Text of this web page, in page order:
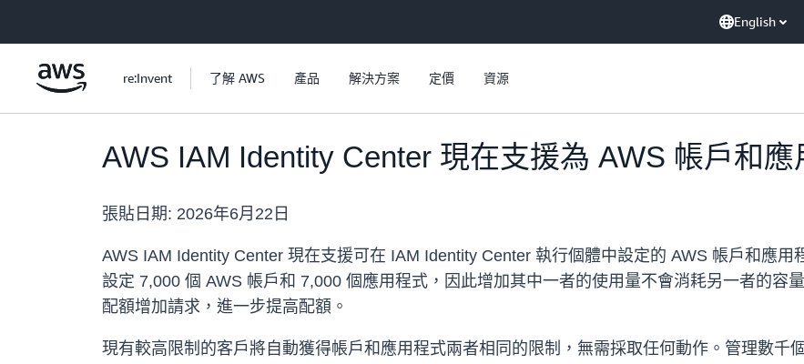
English
re:Invent 了解 AWS 產品 解決方案 定價 資源
AWS IAM Identity Center 現在支援為 AWS 帳戶和
張貼日期: 2026年6月22日
AWS IAM Identity Center 現在支援可在 IAM Identity Center 執行個體中設定的 AWS 帳戶和應用
設定 7,000 個 AWS 帳戶和 7,000 個應用程式，因此增加其中一者的使用量不會消耗另一者的容
配額增加請求，進一步提高配額。
現有較高限制的客戶將自動獲得帳戶和應用程式兩者相同的限制，無需採取任何動作。管理數千